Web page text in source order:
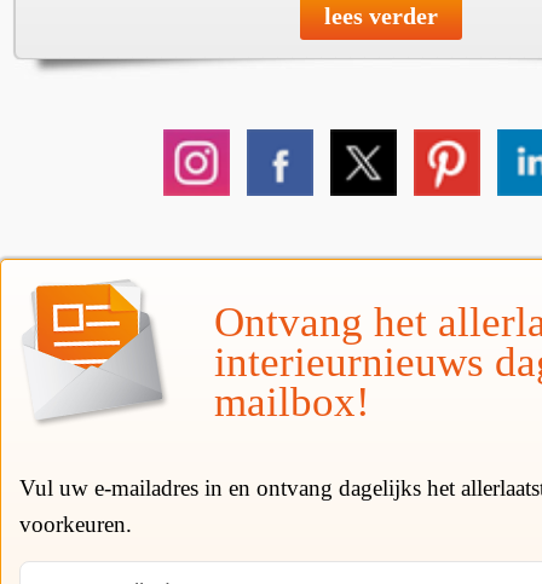
lees verder
Ontvang het
interieurnieuws
mailbox!
Vul uw e-mailadres in en ontvang dagelijks het
voorkeuren.